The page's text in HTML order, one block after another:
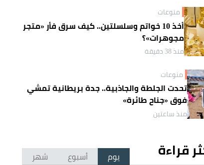
منوعات
أخذ 10 خواتم وسلسلتين.. كيف سرق فأر «متجر
مجوهرات»؟
منذ 38 دقيقة
منوعات
تحدت الجلطة والجاذبية.. جدة بريطانية تمشي
فوق «جناح طائرة»
منذ ساعتين
قراءة يوم أسبوع شهر